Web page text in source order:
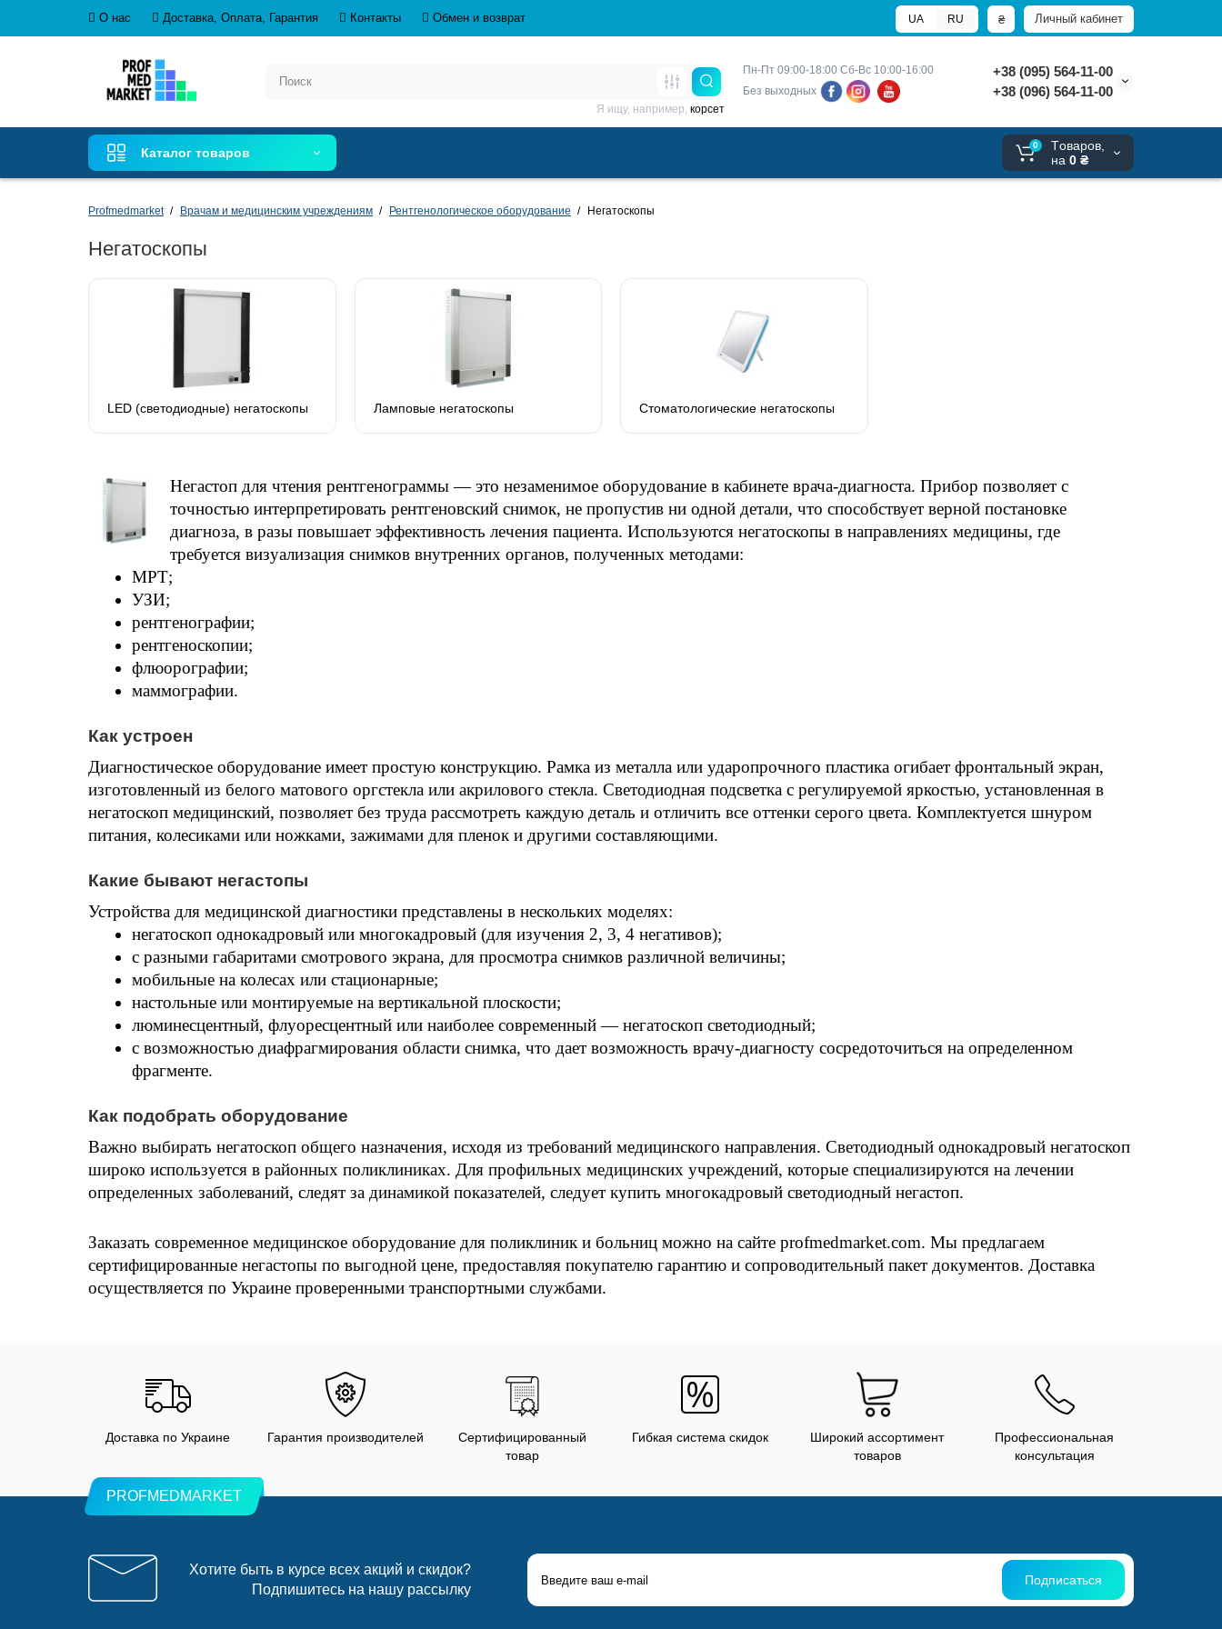
О нас Доставка, Оплата, Гарантия Контакты Обмен и возврат Личный кабинет
₴
UA RU
Пн-Пт 09:00-18:00 Сб-Вс 10:00-16:00
Без выходных
+38 (095) 564-11-00
+38 (096) 564-11-00
Я ищу, например, корсет
Каталог товаров
0
Tоваров,
на 0 ₴
Profmedmarket Врачам и медицинским учреждениям Рентгенологическое оборудование Негатоскопы
Негатоскопы
LED (светодиодные) негатоскопы Ламповые негатоскопы Стоматологические негатоскопы
Негастоп для чтения рентгенограммы — это незаменимое оборудование в кабинете врача-диагноста. Прибор позволяет с
точностью интерпретировать рентгеновский снимок, не пропустив ни одной детали, что способствует верной постановке
диагноза, в разы повышает эффективность лечения пациента. Используются негатоскопы в направлениях медицины, где
требуется визуализация снимков внутренних органов, полученных методами:
МРТ;
УЗИ;
рентгенографии;
рентгеноскопии;
флюорографии;
маммографии.
Как устроен
Диагностическое оборудование имеет простую конструкцию. Рамка из металла или ударопрочного пластика огибает фронтальный экран,
изготовленный из белого матового оргстекла или акрилового стекла. Светодиодная подсветка с регулируемой яркостью, установленная в
негатоскоп медицинский, позволяет без труда рассмотреть каждую деталь и отличить все оттенки серого цвета. Комплектуется шнуром
питания, колесиками или ножками, зажимами для пленок и другими составляющими.
Какие бывают негастопы
Устройства для медицинской диагностики представлены в нескольких моделях:
негатоскоп однокадровый или многокадровый (для изучения 2, 3, 4 негативов);
с разными габаритами смотрового экрана, для просмотра снимков различной величины;
мобильные на колесах или стационарные;
настольные или монтируемые на вертикальной плоскости;
люминесцентный, флуоресцентный или наиболее современный — негатоскоп светодиодный;
с возможностью диафрагмирования области снимка, что дает возможность врачу-диагносту сосредоточиться на определенном
фрагменте.
Как подобрать оборудование
Важно выбирать негатоскоп общего назначения, исходя из требований медицинского направления. Светодиодный однокадровый негатоскоп
широко используется в районных поликлиниках. Для профильных медицинских учреждений, которые специализируются на лечении
определенных заболеваний, следят за динамикой показателей, следует купить многокадровый светодиодный негастоп.
Заказать современное медицинское оборудование для поликлиник и больниц можно на сайте profmedmarket.com. Мы предлагаем
сертифицированные негастопы по выгодной цене, предоставляя покупателю гарантию и сопроводительный пакет документов. Доставка
осуществляется по Украине проверенными транспортными службами.
Доставка по Украине Гарантия производителей
Сертифицированный
товар
Гибкая система скидок
Широкий ассортимент
товаров
Профессиональная
консультация
PROFMEDMARKET
Хотите быть в курсе всех акций и скидок?
Подпишитесь на нашу рассылку
Подписаться